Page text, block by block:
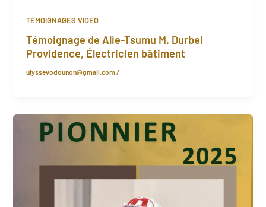
TÉMOIGNAGES VIDÉO
Témoignage de Alie-Tsumu M. Durbel
Providence, Électricien bâtiment
ulyssevodounon@gmail.com/